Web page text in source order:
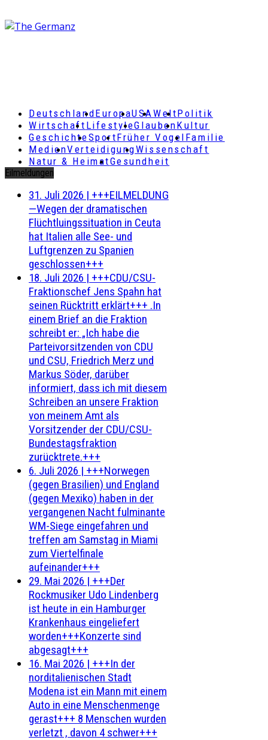
DeutschlandEuropaUSAWeltPolitik
Wirtschaft LifestyleGlaubenKultur
GeschichteSportFrüher Vogel Familie
MedienVerteidigungWissenschaft
Natur & HeimatGesundheit
Eilmeldungen
31. Juli 2026 | +++EILMELDUNG
—Wegen der dramatischen
Flüchtluingssituation in Ceuta
hat Italien alle See- und
Luftgrenzen zu Spanien
geschlossen+++
18. Juli 2026 | +++CDU/CSU-
Fraktionschef Jens Spahn hat
seinen Rücktritt erklärt+++ .In
einem Brief an die Fraktion
schreibt er: „Ich habe die
Parteivorsitzenden von CDU
und CSU, Friedrich Merz und
Markus Söder, darüber
informiert, dass ich mit diesem
Schreiben an unsere Fraktion
von meinem Amt als
Vorsitzender der CDU/CSU-
Bundestagsfraktion
zurücktrete.+++
6. Juli 2026 | +++Norwegen
(gegen Brasilien) und England
(gegen Mexiko) haben in der
vergangenen Nacht fulminante
WM-Siege eingefahren und
treffen am Samstag in Miami
zum Viertelfinale
aufeinander+++
29. Mai 2026 | +++Der
Rockmusiker Udo Lindenberg
ist heute in ein Hamburger
Krankenhaus eingeliefert
worden+++Konzerte sind
abgesagt+++
16. Mai 2026 | +++In der
norditalienischen Stadt
Modena ist ein Mann mit einem
Auto in eine Menschenmenge
gerast+++ 8 Menschen wurden
verletzt , davon 4 schwer+++